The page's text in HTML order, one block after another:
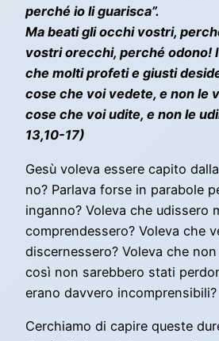
perché io li guarisca”.
Ma beati gli occhi vostri,
vostri orecchi, perché odono!
che molti profeti e giusti
cose che voi vedete, e non le
cose che voi udite, e non le
13,10-17)
Gesù voleva essere capito
no? Parlava forse in parabole
inganno? Voleva che udissero
comprendessero? Voleva che
discernessero? Voleva che
così non sarebbero stati
erano davvero incomprensibili?
Cerchiamo di capire queste